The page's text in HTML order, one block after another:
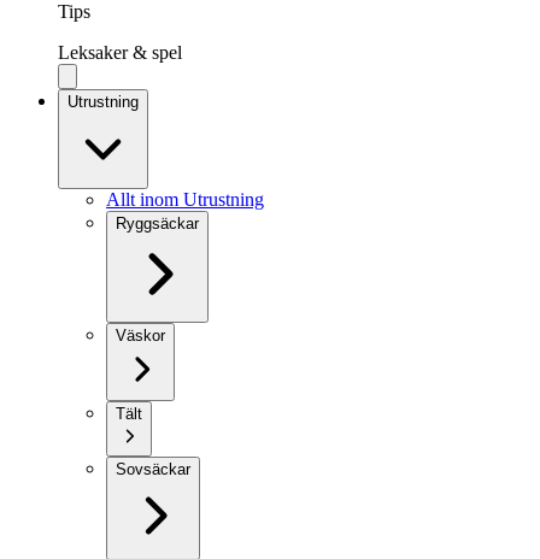
Tips
Leksaker & spel
Utrustning
Allt inom Utrustning
Ryggsäckar
Väskor
Tält
Sovsäckar